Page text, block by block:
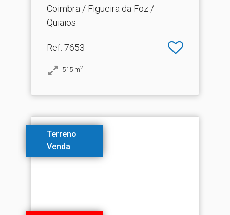
Coimbra / Figueira da Foz /
Quiaios
Ref: 7653
515 m2
Terreno
Venda